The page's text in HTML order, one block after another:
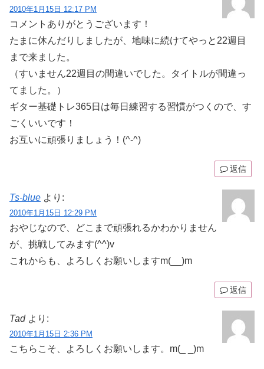
2010年1月15日 12:17 PM
コメントありがとうございます！
たまに休んだりしましたが、地味に続けてやっと22週目
まで来ました。
（すいません22週目の間違いでした。タイトルが間違っ
てました。）
ギター基礎トレ365日は毎日練習する習慣がつくので、す
ごくいいです！
お互いに頑張りましょう！(^-^)
返信
Ts-blue より:
2010年1月15日 12:29 PM
おやじなので、どこまで頑張れるかわかりません
が、挑戦してみます(^^)v
これからも、よろしくお願いしますm(__)m
返信
Tad より:
2010年1月15日 2:36 PM
こちらこそ、よろしくお願いします。m(_ _)m